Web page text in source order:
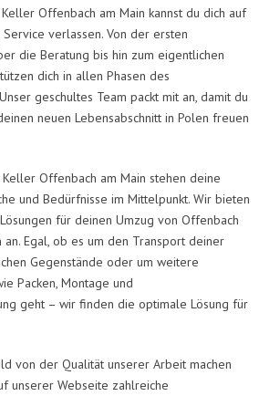
Offenbach am Main kannst du dich auf
verlassen. Von der ersten
die Beratung bis hin zum eigentlichen
dich in allen Phasen des
geschultes Team packt mit an, damit du
neuen Lebensabschnitt in Polen freuen
Offenbach am Main stehen deine
und Bedürfnisse im Mittelpunkt. Wir bieten
für deinen Umzug von Offenbach
an. Egal, ob es um den Transport deiner
Gegenstände oder um weitere
Packen, Montage und
geht – wir finden die optimale Lösung für
von der Qualität unserer Arbeit machen
unserer Webseite zahlreiche